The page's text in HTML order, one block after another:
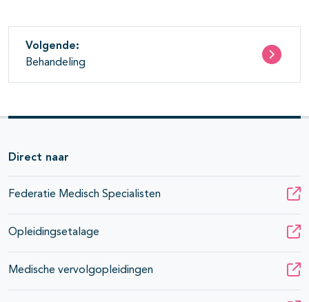
Volgende:
Behandeling
Direct naar
Federatie Medisch Specialisten
Opleidingsetalage
Medische vervolgopleidingen